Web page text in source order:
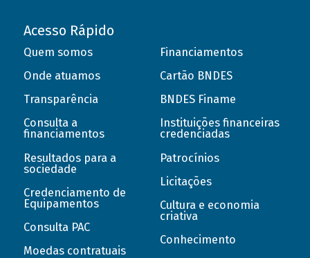
Acesso Rápido
Quem somos
Onde atuamos
Transparência
Consulta a
financiamentos
Resultados para a
sociedade
Credenciamento de
Equipamentos
Consulta PAC
Moedas contratuais
Financiamentos
Cartão BNDES
BNDES Finame
Instituições financeiras
credenciadas
Patrocínios
Licitações
Cultura e economia
criativa
Conhecimento